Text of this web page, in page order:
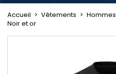
Accueil Vêtements Hommes
Noir et or